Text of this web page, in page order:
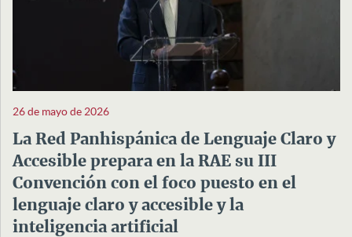
26 de mayo de 2026
La Red Panhispánica de Lenguaje Claro y
Accesible prepara en la RAE su III
Convención con el foco puesto en el
lenguaje claro y accesible y la
inteligencia artificial